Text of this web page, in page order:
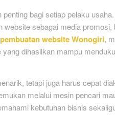
bagi setiap pelaku
sebagai media
website Wonogiri,
dihasilkan mampu
tetapi juga harus cepat
melalui mesin pencari
kebutuhan bisnis